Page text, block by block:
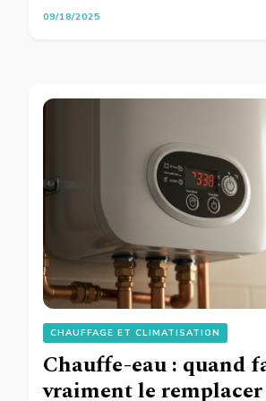
09/18/2025
CHAUFFAGE ET CLIMATISATION
Chauffe-eau : quand
vraiment le remplacer